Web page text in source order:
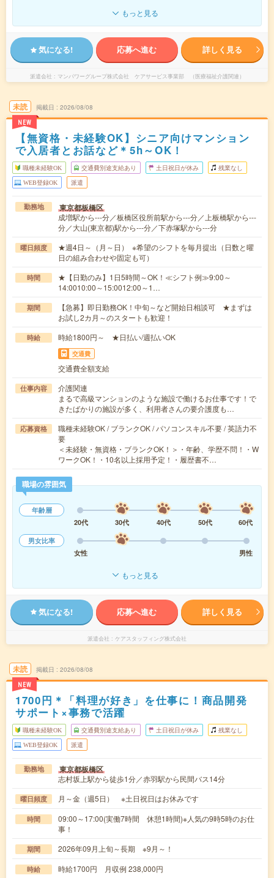
もっと見る
気になる! 応募へ進む 詳しく見る
派遣会社 マンパワーグループ株式会社 ケアサービス事業部 （医療福祉介護関連）
未読
NEW
掲載日 2026/08/08
【無資格・未経験OK】シニア向けマンション
で入居者とお話など＊5h～OK！
職種未経験OK 交通費別途支給あり 土日祝日が休み 残業なし
WEB登録OK 派遣
勤務地 東京都板橋区
成増駅から---分／板橋区役所前駅から---分／上板橋駅から---
分／大山(東京都)駅から---分／下赤塚駅から---分
曜日頻度
★週4日～（月～日） ※希望のシフトを毎月提出（日数と曜
日の組み合わせや固定も可）
時間
★【日勤のみ】1日5時間～OK！≪シフト例≫9:00～
14:0010:00～15:0012:00～1…
期間
【急募】即日勤務OK！中旬～など開始日相談可 ★まずは
お試し2カ月～のスタートも歓迎！
時給 時給1800円～ ★日払い/週払いOK
交通費
交通費全額支給
仕事内容
介護関連
まるで高級マンションのような施設で働けるお仕事です！で
きたばかりの施設が多く、利用者さんの要介護度も…
応募資格
職種未経験OK / ブランクOK / パソコンスキル不要 / 英語力不
要
＜未経験・無資格・ブランクOK！＞・年齢、学歴不問！・W
ワークOK！・10名以上採用予定！・履歴書不…
職場の雰囲気
年齢層
20代
30代 40代 50代
60代
男女比率
女性
男性
もっと見る
気になる! 応募へ進む 詳しく見る
派遣会社 ケアスタッフィング株式会社
未読
NEW
掲載日 2026/08/08
1700円＊「料理が好き」を仕事に！商品開発
サポート×事務で活躍
職種未経験OK 交通費別途支給あり 土日祝日が休み 残業なし
WEB登録OK 派遣
勤務地 東京都板橋区
志村坂上駅から徒歩1分／赤羽駅から民間バス14分
曜日頻度 月～金（週5日） ※土日祝日はお休みです
時間
09:00～17:00(実働7時間 休憩1時間)※人気の9時5時のお仕
事！
期間 2026年09月上旬～長期 ※9月～！
時給 時給1700円 月収例 238,000円